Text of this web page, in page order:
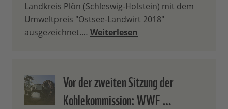
Landkreis Plön (Schleswig-Holstein) mit dem
Umweltpreis "Ostsee-Landwirt 2018"
ausgezeichnet.… Weiterlesen
Vor der zweiten Sitzung der
Kohlekommission: WWF …